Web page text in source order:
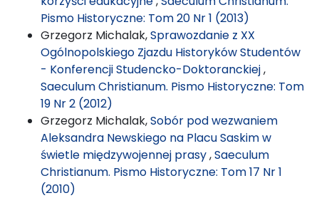
Pismo Historyczne: Tom 20 Nr 1 (2013)
Grzegorz Michalak,Sprawozdanie z XX
Ogólnopolskiego Zjazdu Historyków Studentów
- Konferencji Studencko-Doktoranckiej,
Saeculum Christianum. Pismo Historyczne: Tom
19 Nr 2 (2012)
Grzegorz Michalak,Sobór pod wezwaniem
Aleksandra Newskiego na Placu Saskim w
świetle międzywojennej prasy,Saeculum
Christianum. Pismo Historyczne: Tom 17 Nr 1
(2010)